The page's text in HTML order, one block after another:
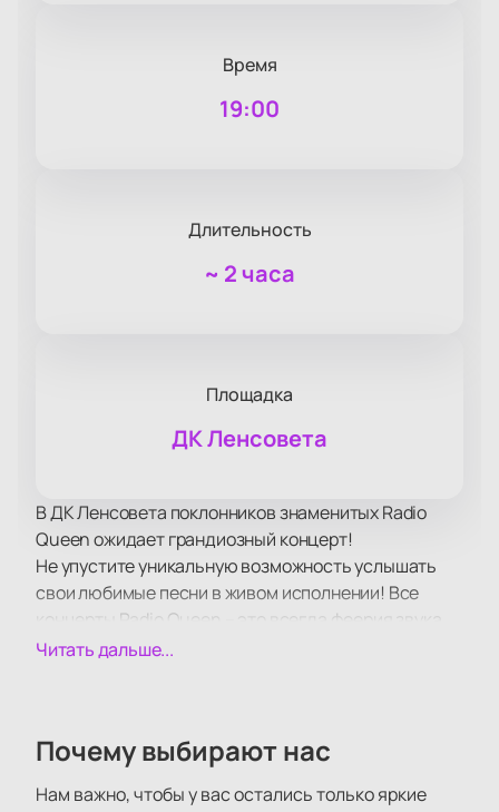
Время
19:00
Длительность
~ 2 часа
Площадка
ДК Ленсовета
В ДК Ленсовета поклонников знаменитых Radio
Queen ожидает грандиозный концерт!
Не упустите уникальную возможность услышать
свои любимые песни в живом исполнении! Все
концерты Radio Queen – это всегда феерия звука,
света, настоящий драйв и невероятные эмоции!
ему, а также невероятное шоу, которые Radio Queen
Большие экраны за сценой помогут рассмотреть
Читать дальше...
Почему выбирают нас
Нам важно, чтобы у вас остались только яркие